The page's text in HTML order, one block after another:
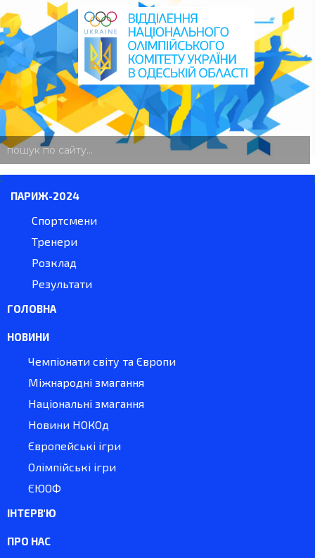
пошук
по
ПАРИЖ-2024
Спортсмени
Тренери
Розклад
Результати
ГОЛОВНА
НОВИНИ
Чемпіонати світу та Європи
Міжнародні змагання
Національні змагання
Новини НОКОд
Європейські ігри
Олімпійські ігри
ЄЮОФ
ІНТЕРВ'Ю
ПРО НАС